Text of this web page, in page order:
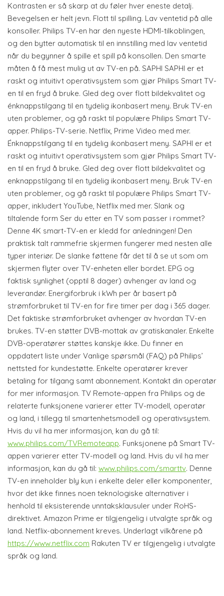
Kontrasten er så skarp at du føler hver eneste detalj.
Bevegelsen er helt jevn. Flott til spilling. Lav ventetid på alle
konsoller. Philips TV-en har den nyeste HDMI-tilkoblingen,
og den bytter automatisk til en innstilling med lav ventetid
når du begynner å spille et spill på konsollen. Den smarte
måten å få mest mulig ut av TV-en på. SAPHI SAPHI er et
raskt og intuitivt operativsystem som gjør Philips Smart TV-
en til en fryd å bruke. Gled deg over flott bildekvalitet og
énknappstilgang til en tydelig ikonbasert meny. Bruk TV-en
uten problemer, og gå raskt til populære Philips Smart TV-
apper. Philips-TV-serie. Netflix, Prime Video med mer.
Énknappstilgang til en tydelig ikonbasert meny. SAPHI er et
raskt og intuitivt operativsystem som gjør Philips Smart TV-
en til en fryd å bruke. Gled deg over flott bildekvalitet og
enknappstilgang til en tydelig ikonbasert meny. Bruk TV-en
uten problemer, og gå raskt til populære Philips Smart TV-
apper, inkludert YouTube, Netflix med mer. Slank og
tiltalende form Ser du etter en TV som passer i rommet?
Denne 4K smart-TV-en er kledd for anledningen! Den
praktisk talt rammefrie skjermen fungerer med nesten alle
typer interiør. De slanke føttene får det til å se ut som om
skjermen flyter over TV-enheten eller bordet. EPG og
faktisk synlighet (opptil 8 dager) avhenger av land og
leverandør. Energiforbruk i kWh per år basert på
strømforbruket til TV-en for fire timer per dag i 365 dager.
Det faktiske strømforbruket avhenger av hvordan TV-en
brukes. TV-en støtter DVB-mottak av gratiskanaler. Enkelte
DVB-operatører støttes kanskje ikke. Du finner en
oppdatert liste under Vanlige spørsmål (FAQ) på Philips’
nettsted for kundestøtte. Enkelte operatører krever
betaling for tilgang samt abonnement. Kontakt din operatør
for mer informasjon. TV Remote-appen fra Philips og de
relaterte funksjonene varierer etter TV-modell, operatør
og land, i tillegg til smartenhetsmodell og operativsystem.
Hvis du vil ha mer informasjon, kan du gå til:
www.philips.com/TVRemoteapp. Funksjonene på Smart TV-
appen varierer etter TV-modell og land. Hvis du vil ha mer
informasjon, kan du gå til: www.philips.com/smarttv. Denne
TV-en inneholder bly kun i enkelte deler eller komponenter,
hvor det ikke finnes noen teknologiske alternativer i
henhold til eksisterende unntaksklausuler under RoHS-
direktivet. Amazon Prime er tilgjengelig i utvalgte språk og
land. Netflix-abonnement kreves. Underlagt vilkårene på
https://www.netflix.com Rakuten TV er tilgjengelig i utvalgte
språk og land.